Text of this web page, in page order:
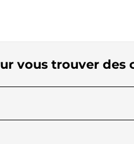
vous trouver des